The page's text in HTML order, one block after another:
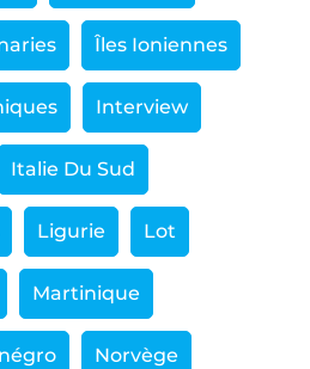
Îles Ioniennes
Interview
Italie Du Sud
Ligurie Lot
Martinique
Norvège